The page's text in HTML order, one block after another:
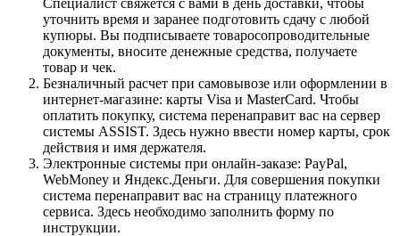
уточнить время и заранее подготовить сдачу с любой
купюры. Вы подписываете товаросопроводительные
документы, вносите денежные средства, получаете
товар и чек.
Безналичный расчет при самовывозе или оформлении в
интернет-магазине: карты Visa и MasterCard. Чтобы
оплатить покупку, система перенаправит вас на сервер
системы ASSIST. Здесь нужно ввести номер карты, срок
действия и имя держателя.
Электронные системы при онлайн-заказе: PayPal,
WebMoney и Яндекс.Деньги. Для совершения покупки
система перенаправит вас на страницу платежного
сервиса. Здесь необходимо заполнить форму по
инструкции.